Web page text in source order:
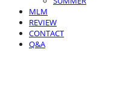
MLM
REVIEW
CONTACT
Q&A